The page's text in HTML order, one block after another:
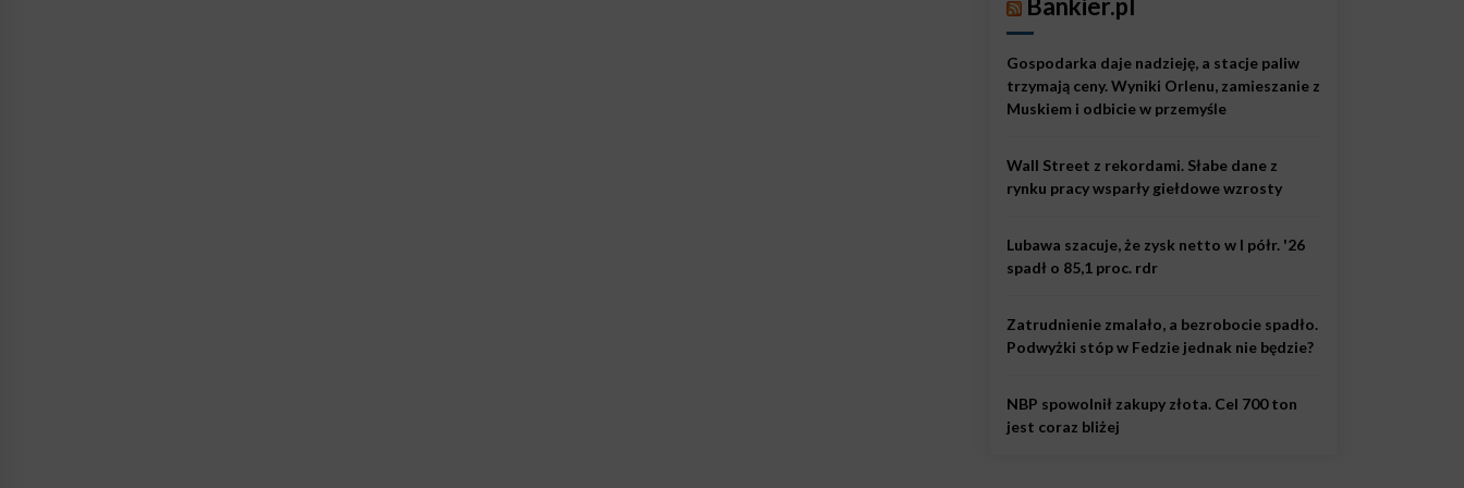
Bankier.pl
Gospodarka daje nadzieję, a stacje paliw
trzymają ceny. Wyniki Orlenu, zamieszanie z
Muskiem i odbicie w przemyśle
Wall Street z rekordami. Słabe dane z
rynku pracy wsparły giełdowe wzrosty
Lubawa szacuje, że zysk netto w I półr. '26
spadł o 85,1 proc. rdr
Zatrudnienie zmalało, a bezrobocie spadło.
Podwyżki stóp w Fedzie jednak nie będzie?
NBP spowolnił zakupy złota. Cel 700 ton
jest coraz bliżej